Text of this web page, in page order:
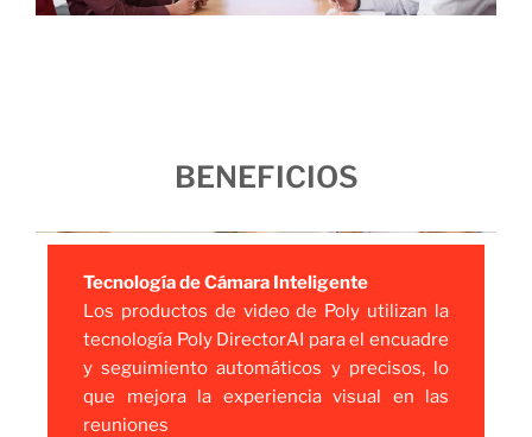
BENEFICIOS
Tecnología de Cámara Inteligente
Los productos de video de Poly utilizan la
tecnología Poly DirectorAI para el encuadre
y seguimiento automáticos y precisos, lo
que mejora la experiencia visual en las
reuniones